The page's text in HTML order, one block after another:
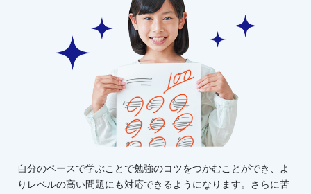
自分のペースで学ぶことで勉強のコツをつかむことができ、よ
りレベルの高い問題にも対応できるようになります。さらに苦